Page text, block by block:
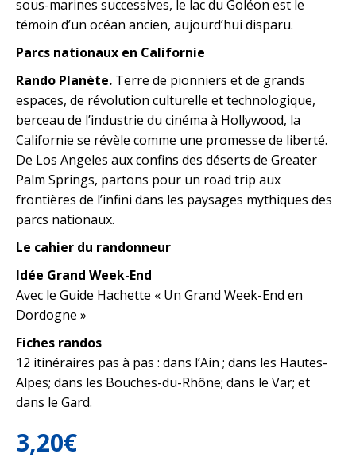
sous-marines successives, le lac du Goléon est le
témoin d’un océan ancien, aujourd’hui disparu.
Parcs nationaux en Californie
Rando Planète. Terre de pionniers et de grands
espaces, de révolution culturelle et technologique,
berceau de l’industrie du cinéma à Hollywood, la
Californie se révèle comme une promesse de liberté.
De Los Angeles aux confins des déserts de Greater
Palm Springs, partons pour un road trip aux
frontières de l’infini dans les paysages mythiques des
parcs nationaux.
Le cahier du randonneur
Idée Grand Week-End
Avec le Guide Hachette « Un Grand Week-End en
Dordogne »
Fiches randos
12 itinéraires pas à pas : dans l’Ain ; dans les Hautes-
Alpes; dans les Bouches-du-Rhône; dans le Var; et
dans le Gard.
3,20€